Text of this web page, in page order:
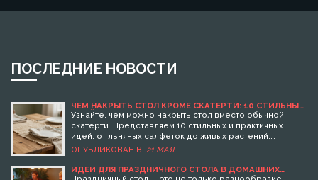
ПОСЛЕДНИЕ НОВОСТИ
ЧЕМ НАКРЫТЬ СТОЛ КРОМЕ СКАТЕРТИ: 10 СТИЛЬНЫХ
ИДЕЙ ДЛЯ ПРАЗДНИЧНОГО СТОЛА
Узнайте, чем можно накрыть стол вместо обычной
скатерти. Представляем 10 стильных и практичных
идей: от льняных салфеток до живых растений.
Создайте уникальный праздничный декор.
ОПУБЛИКОВАН В: 21 МАЯ
ИДЕИ ДЛЯ ПРАЗДНИЧНОГО СТОЛА В ДОМАШНИХ
УСЛОВИЯХ